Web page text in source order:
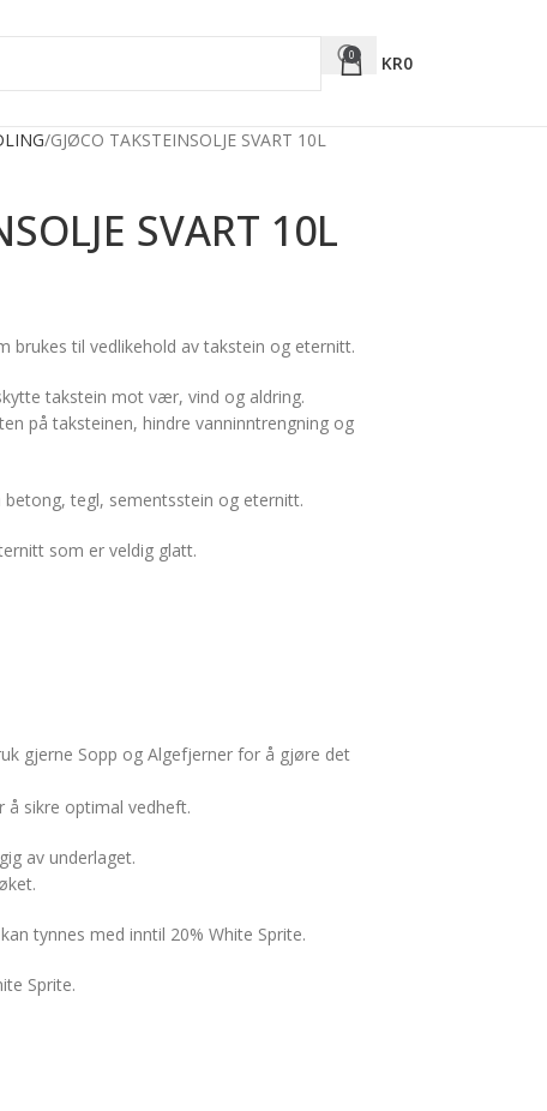
0 KR0
GJØCO TAKSTEINSOLJE SVART 10L
SVART 10L
brukes til vedlikehold av takstein og eternitt.
takstein mot vær, vind og aldring.
på taksteinen, hindre vanninntrengning og
tegl, sementsstein og eternitt.
som er veldig glatt.
gjerne Sopp og Algefjerner for å gjøre det
å sikre optimal vedheft.
av underlaget.
tynnes med inntil 20% White Sprite.
Sprite.